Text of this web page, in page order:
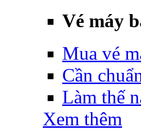
Vé máy
Mua vé
Cần
Làm thế
Xem thêm